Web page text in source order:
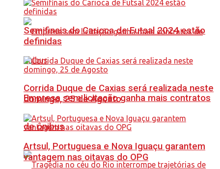
Empresa sem licitação ganha mais contratos
de ônibus
Semifinais do Carioca de Futsal 2024 estão
definidas
Corrida Duque de Caxias será realizada neste
domingo, 25 de Agosto
Artsul, Portuguesa e Nova Iguaçu garantem
vantagem nas oitavas do OPG